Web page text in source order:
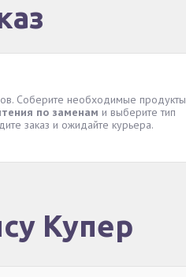
Соберите необходимые продукты
по заменам и выберите тип
заказ и ожидайте курьера.
Купер